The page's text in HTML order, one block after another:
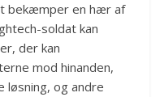
bekæmper en hær af
soldat kan
der kan
mod hinanden,
løsning, og andre